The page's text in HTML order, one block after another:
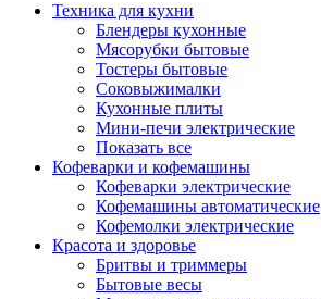
Техника для кухни
Блендеры кухонные
Мясорубки бытовые
Тостеры бытовые
Соковыжималки
Кухонные плиты
Мини-печи электрические
Показать все
Кофеварки и кофемашины
Кофеварки электрические
Кофемашины автоматические
Кофемолки электрические
Красота и здоровье
Бритвы и триммеры
Бытовые весы